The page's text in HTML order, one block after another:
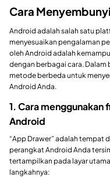
Cara
Android adalah salah satu
menyesuaikan pengalaman
oleh Android adalah
dengan berbagai cara. Dalam
metode berbeda untuk
Android Anda.
1. Cara
Android
“App Drawer” adalah tempat
perangkat Android Anda
tertampilkan pada layar
langkahnya: